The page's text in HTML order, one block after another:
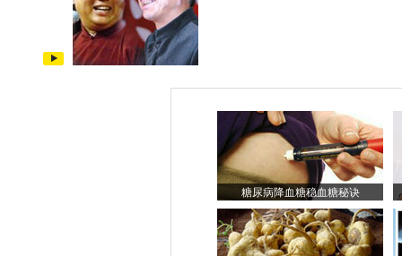
糖尿病降血糖稳血糖秘诀